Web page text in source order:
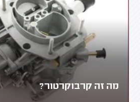
מה זה קרבוקרטור?